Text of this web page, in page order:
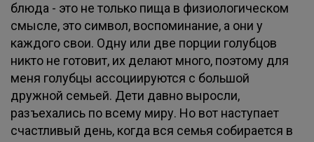
блюда - это не только пища в физиологическом
смысле, это символ, воспоминание, а они у
каждого свои. Одну или две порции голубцов
никто не готовит, их делают много, поэтому для
меня голубцы ассоциируются с большой
дружной семьей. Дети давно выросли,
разъехались по всему миру. Но вот наступает
счастливый день, когда вся семья собирается в